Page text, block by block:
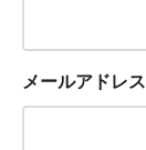
メールアドレス